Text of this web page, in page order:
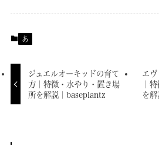
あ
ジュエルオーキッドの育て
方｜特徴・水やり・置き場
所を解説｜baseplantz
エ
｜
を